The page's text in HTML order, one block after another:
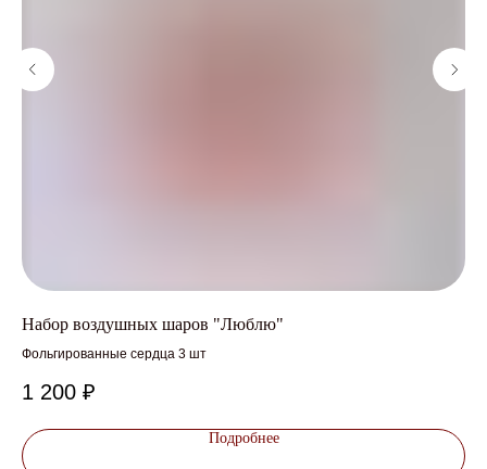
Набор воздушных шаров "Люблю"
Фольгированные сердца 3 шт
1 200 ₽
Подробнее